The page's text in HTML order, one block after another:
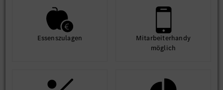
Essens­zulagen
Mit­arbeiter­handy
möglich